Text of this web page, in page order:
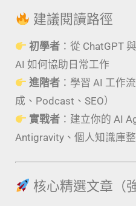
建議閱讀路徑
初學者 ：從 ChatGPT
AI 如何協助日常工作
進階者 ：學習 AI 工作
成、Podcast、SEO）
實戰者 ：建立你的 AI
Antigravity、個人知識庫整
核心精選文章（